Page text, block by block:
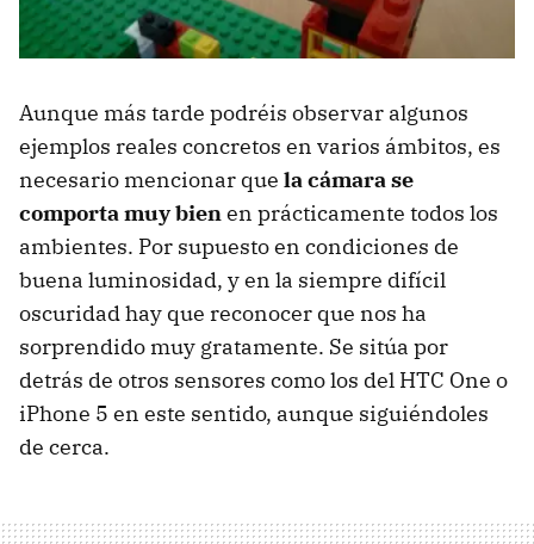
Aunque más tarde podréis observar algunos
ejemplos reales concretos en varios ámbitos, es
necesario mencionar que la cámara se
comporta muy bien en prácticamente todos los
ambientes. Por supuesto en condiciones de
buena luminosidad, y en la siempre difícil
oscuridad hay que reconocer que nos ha
sorprendido muy gratamente. Se sitúa por
detrás de otros sensores como los del HTC One o
iPhone 5 en este sentido, aunque siguiéndoles
de cerca.